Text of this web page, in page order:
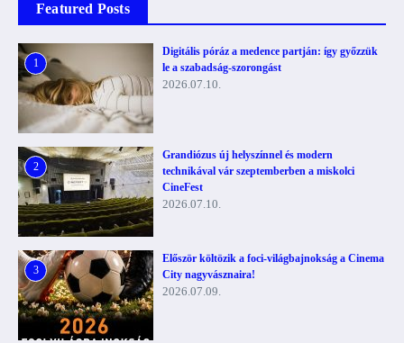
Featured Posts
1
Digitális póráz a medence partján: így győzzük
le a szabadság-szorongást
2026.07.10.
2
Grandiózus új helyszínnel és modern
technikával vár szeptemberben a miskolci
CineFest
2026.07.10.
3
Először költözik a foci-világbajnokság a Cinema
City nagyvásznaira!
2026.07.09.